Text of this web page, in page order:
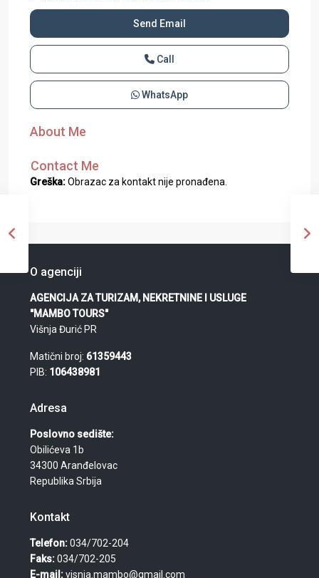
Send Email
Call
WhatsApp
About Me
Contact Me
Greška:Obrazac za kontakt nije pronađena.
O agenciji
AGENCIJA ZA TURIZAM, NEKRETNINE I USLUGE
"MAMBO TOURS"
Višnja Đurić PR
Matični broj: 61359443
PIB: 106438981
Adresa
Poslovno sedište:
Obilićeva 1b
34300 Aranđelovac
Republika Srbija
Kontakt
Telefon:034/702-204
Faks:034/702-205
E-mail:visnja.mambo@gmail.com